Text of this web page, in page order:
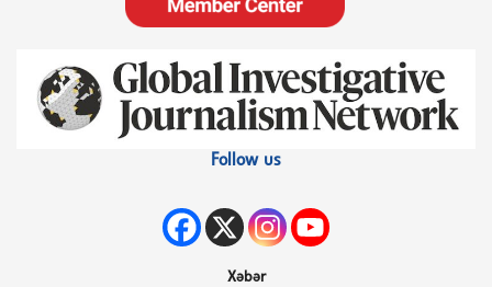
Follow us
Xəbər